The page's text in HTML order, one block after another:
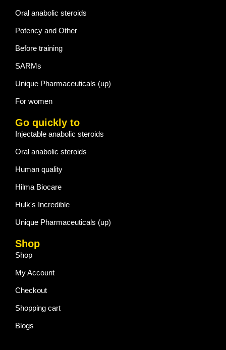
Oral anabolic steroids
Potency and Other
Before training
SARMs
Unique Pharmaceuticals (up)
For women
Go quickly to
Injectable anabolic steroids
Oral anabolic steroids
Human quality
Hilma Biocare
Hulk's Incredible
Unique Pharmaceuticals (up)
Shop
Shop
My Account
Checkout
Shopping cart
Blogs